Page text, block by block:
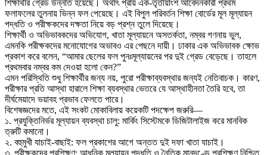
শিক্ষার্থীর গ্রেড উন্নতি হয়েছে। অর্থাৎ প্রায় এক-তৃতীয়াংশ আবেদনকারী প্রথম
ফলাফলের তুলনায় ভিন্ন ফল পেয়েছে। এই বিপুল পরিবর্তন শিক্ষা বোর্ডের মূল মূল্যায়ন
পদ্ধতি ও পরীক্ষকদের দক্ষতা নিয়ে বড় প্রশ্ন তুলে দিয়েছে।
শিক্ষার্থী ও অভিভাবকদের অভিযোগ, খাতা মূল্যায়নে অসতর্কতা, নম্বর গণনায় ভুল,
এমনকি পরীক্ষকদের মনোযোগের অভাবও এর পেছনে দায়ী। ঢাকার এক অভিভাবক ক্ষোভ
প্রকাশ করে বলেন, “আমার ছেলের ফল পুনঃমূল্যায়নের পর দুই গ্রেড বেড়েছে। তাহলে
প্রথমবার নম্বর কম দেওয়া হলো কেন?”
এমন পরিস্থিতি শুধু শিক্ষার্থীর জন্য নয়, পুরো পরীক্ষাব্যবস্থার জন্যই নেতিবাচক। কারণ,
পরীক্ষার প্রতি আস্থা হারালে শিক্ষা ব্যবস্থার ভেতরে যে আস্থাহীনতা তৈরি হবে, তা
দীর্ঘমেয়াদে ভয়াবহ প্রভাব ফেলতে পারে।
বিশেষজ্ঞদের মতে, এই সংকট মোকাবিলায় কয়েকটি পদক্ষেপ জরুরি—
১. প্রযুক্তিনির্ভর মূল্যায়ন ব্যবস্থা চালু: মার্কিং সিস্টেমকে ডিজিটালাইজ করে মানবিক
ত্রুটি কমানো।
২. বহুমুখী যাচাই-বাছাই: ফল প্রকাশের আগে অন্তত দুই দফা খাতা যাচাই।
৩. পরীক্ষকদের প্রশিক্ষণ: আধুনিক মূল্যায়ন পদ্ধতি ও নৈতিক মানদণ্ডে প্রশিক্ষণ নিশ্চিত